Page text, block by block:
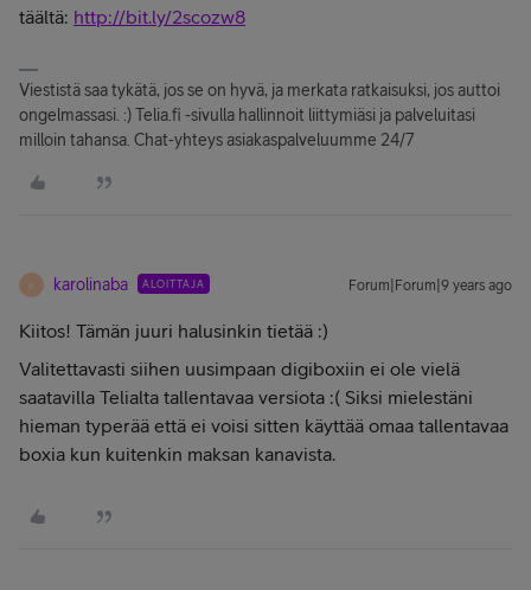
täältä: http://bit.ly/2scozw8
Viestistä saa tykätä, jos se on hyvä, ja merkata ratkaisuksi, jos auttoi
ongelmassasi. :) Telia.fi -sivulla hallinnoit liittymiäsi ja palveluitasi
milloin tahansa. Chat-yhteys asiakaspalveluumme 24/7
K karolinaba ALOITTAJA Forum|Forum|9 years ago
Kiitos! Tämän juuri halusinkin tietää :)
Valitettavasti siihen uusimpaan digiboxiin ei ole vielä
saatavilla Telialta tallentavaa versiota :( Siksi mielestäni
hieman typerää että ei voisi sitten käyttää omaa tallentavaa
boxia kun kuitenkin maksan kanavista.